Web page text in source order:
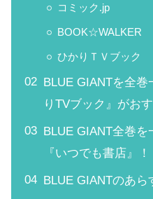
コミック.jp
BOOK☆WALKER
ひかりＴＶブック
BLUE GIANTを全
りTVブック』がおす
BLUE GIANT全巻
『いつでも書店』！
BLUE GIANTのあら